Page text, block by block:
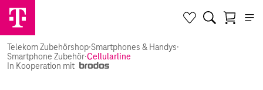
Telekom Zubehörshop·Smartphones & Handys·
Smartphone Zubehör·Cellularline
In Kooperation mit